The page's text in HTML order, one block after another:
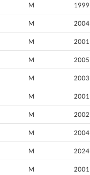
M 1999
M 2004
M 2001
M 2005
M 2003
M 2001
M 2002
M 2004
M 2024
M 2001